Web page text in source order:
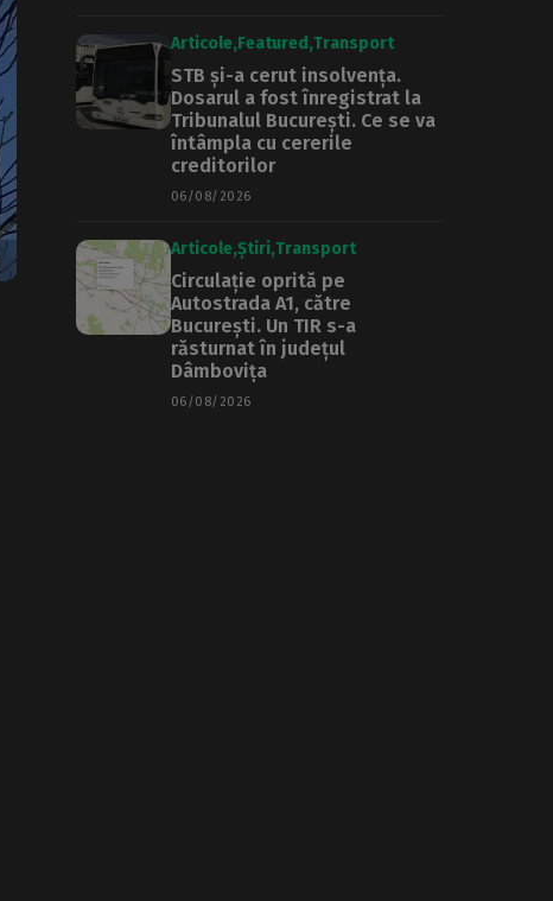
Articole Featured Transport
STB și-a cerut insolvența.
Dosarul a fost înregistrat la
Tribunalul București. Ce se va
întâmpla cu cererile
creditorilor
06/08/2026
Articole Știri Transport
Circulație oprită pe
Autostrada A1, către
București. Un TIR s-a
răsturnat în județul
Dâmbovița
06/08/2026